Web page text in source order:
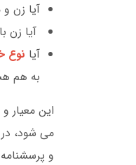
آیا زن و
آیا زن با
آیا نوع
به هم
این معیار
می شود، در
و